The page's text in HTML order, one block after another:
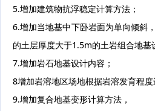
5.增加建筑物抗浮稳定计算方法；
6.增加当地基中下卧岩面为单向倾斜
的土层厚度大于1.5m的土岩组合地基
7.增加岩石地基设计内容；
8增加岩溶地区场地根据岩溶发育程
9.增加复合地基变形计算方法，